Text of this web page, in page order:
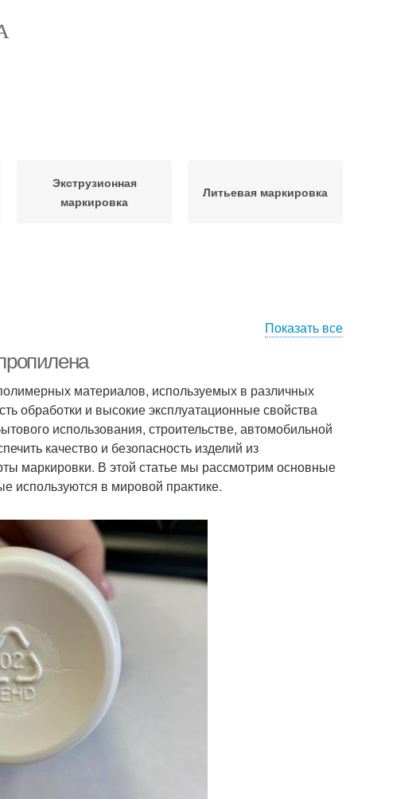
Экструзионная
маркировка
Литьевая маркировка
Показать все
материалов, используемых в различных
обработки и высокие эксплуатационные свойства
использования, строительстве, автомобильной
качество и безопасность изделий из
маркировки. В этой статье мы рассмотрим основные
используются в мировой практике.